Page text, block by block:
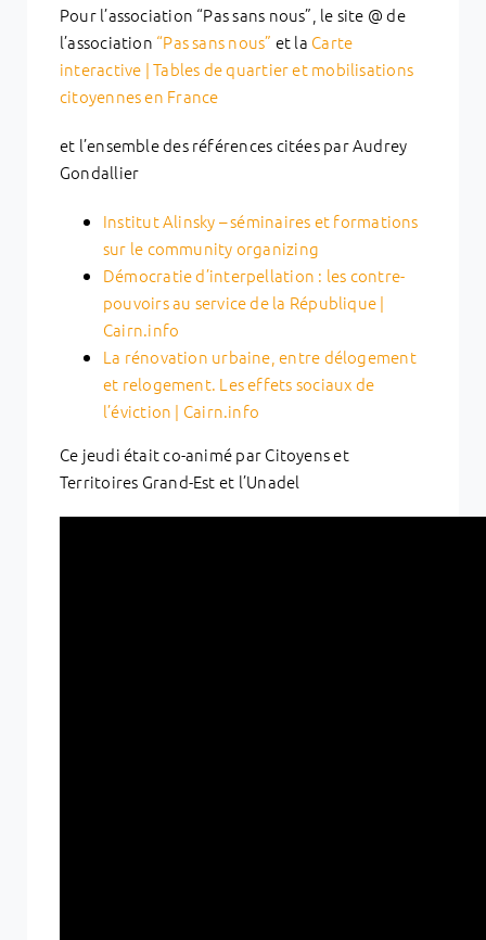
Pour l’association “Pas sans nous”, le site @ de
l’association “Pas sans nous” et la Carte
interactive | Tables de quartier et mobilisations
citoyennes en France
et l’ensemble des références citées par Audrey
Gondallier
Institut Alinsky – séminaires et formations
sur le community organizing
Démocratie d’interpellation : les contre-
pouvoirs au service de la République |
Cairn.info
La rénovation urbaine, entre délogement
et relogement. Les effets sociaux de
l’éviction | Cairn.info
Ce jeudi était co-animé par Citoyens et
Territoires Grand-Est et l’Unadel